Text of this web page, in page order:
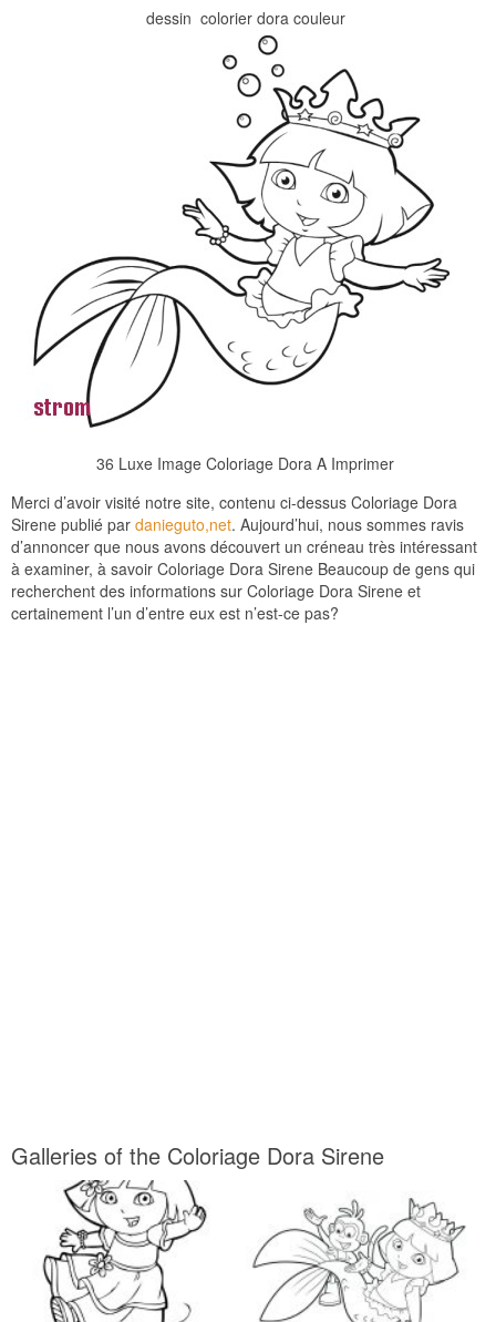
dessin  colorier dora couleur
36 Luxe Image Coloriage Dora A Imprimer
Merci d’avoir visité notre site, contenu ci-dessus Coloriage Dora
Sirene publié par danieguto,net. Aujourd’hui, nous sommes ravis
d’annoncer que nous avons découvert un créneau très intéressant
à examiner, à savoir Coloriage Dora Sirene Beaucoup de gens qui
recherchent des informations sur Coloriage Dora Sirene et
certainement l’un d’entre eux est n’est-ce pas?
Galleries of the Coloriage Dora Sirene